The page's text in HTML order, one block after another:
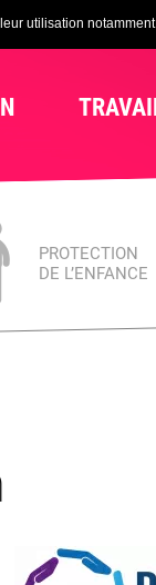
PROTECTION
DE L’ENFANCE
utilisation